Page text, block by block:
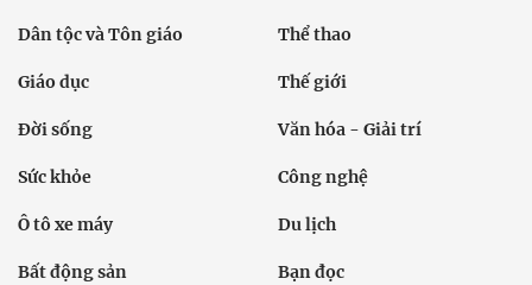
Dân tộc và Tôn giáo Thể thao
Giáo dục Thế giới
Đời sống Văn hóa - Giải trí
Sức khỏe Công nghệ
Ô tô xe máy Du lịch
Bất động sản Bạn đọc